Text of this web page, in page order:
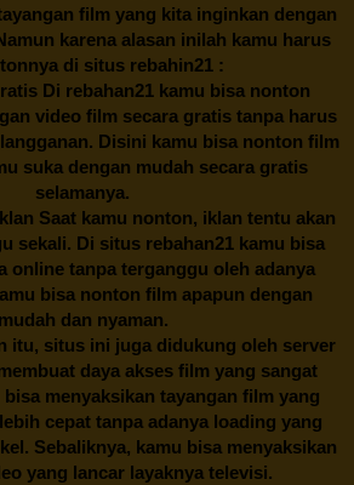
film yang kita inginkan dengan
karena alasan inilah kamu harus
di situs rebahin21 :
Di rebahan21 kamu bisa nonton
video film secara gratis tanpa harus
Disini kamu bisa nonton film
suka dengan mudah secara gratis
selamanya.
Saat kamu nonton, iklan tentu akan
sekali. Di situs rebahan21 kamu bisa
online tanpa terganggu oleh adanya
bisa nonton film apapun dengan
mudah dan nyaman.
itu, situs ini juga didukung oleh server
daya akses film yang sangat
menyaksikan tayangan film yang
cepat tanpa adanya loading yang
Sebaliknya, kamu bisa menyaksikan
yang lancar layaknya televisi.